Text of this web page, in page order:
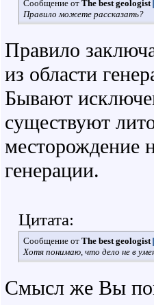
Сообщение от The best geologist
Правило можете рассказать?
Правило
из области
Бывают
существуют
месторождение
генерации.
Цитата:
Сообщение от The best geologist
Хотя понимаю, что дело не в
Смысл же Вы